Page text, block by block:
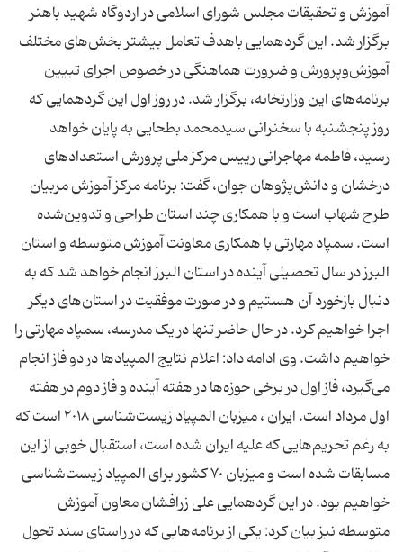
آموزش و تحقیقات مجلس شورای اسلامی در اردوگاه شهید باهنر
برگزار شد. این گردهمایی باهدف تعامل بیشتر بخش‌های مختلف
آموزش‌وپرورش و ضرورت هماهنگی در خصوص اجرای تبیین
برنامه‌های این وزارتخانه، برگزار شد. در روز اول این گردهمایی که
روز پنجشنبه با سخنرانی سیدمحمد بطحایی به پایان خواهد
رسید، فاطمه مهاجرانی رییس مرکز ملی پرورش استعدادهای
درخشان و دانش‌پژوهان جوان، گفت: برنامه مرکز آموزش مربیان
طرح شهاب است و با همکاری چند استان طراحی و تدوین‌شده
است. سمپاد مهارتی با همکاری معاونت آموزش متوسطه و استان
البرز در سال تحصیلی آینده در استان البرز انجام خواهد شد که به
دنبال بازخورد آن هستیم و در صورت موفقیت در استان‌های دیگر
اجرا خواهیم کرد. در حال حاضر تنها در یک مدرسه، سمپاد مهارتی را
خواهیم داشت. وی ادامه داد: اعلام نتایج المپیادها در دو فاز انجام
می‌گیرد، فاز اول در برخی حوزه‌ها در هفته آینده و فاز دوم در هفته
اول مرداد است. ایران ، میزبان المپیاد زیست‌شناسی ٢٠١٨ است که
به رغم تحریم‌هایی که علیه ایران شده است، استقبال خوبی از این
مسابقات شده است و میزبان ٧٠ کشور برای المپیاد زیست‌شناسی
خواهیم بود. در این گردهمایی علی زرافشان معاون آموزش
متوسطه نیز بیان کرد: یکی از برنامه‌هایی که در راستای سند تحول